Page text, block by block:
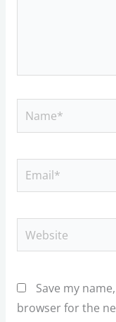
Name*
Email*
Website
Save my
browser for the